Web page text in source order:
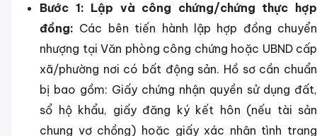
Bước 1: Lập và công chứng/chứng thực hợp
đồng: Các bên tiến hành lập hợp đồng chuyển
nhượng tại Văn phòng công chứng hoặc UBND cấp
xã/phường nơi có bất động sản. Hồ sơ cần chuẩn
bị bao gồm: Giấy chứng nhận quyền sử dụng đất,
sổ hộ khẩu, giấy đăng ký kết hôn (nếu tài sản
chung vợ chồng) hoặc giấy xác nhận tình trạng